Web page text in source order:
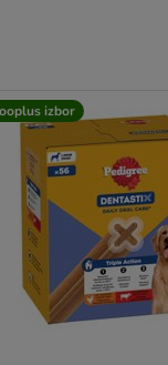
izbor